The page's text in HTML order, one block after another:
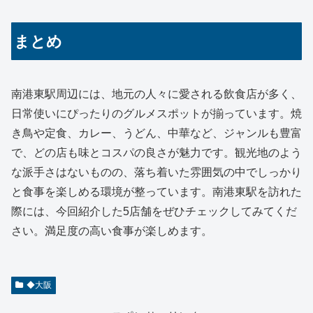
まとめ
南港東駅周辺には、地元の人々に愛される飲食店が多く、
日常使いにぴったりのグルメスポットが揃っています。焼
き鳥や定食、カレー、うどん、中華など、ジャンルも豊富
で、どの店も味とコスパの良さが魅力です。観光地のよう
な派手さはないものの、落ち着いた雰囲気の中でしっかり
と食事を楽しめる環境が整っています。南港東駅を訪れた
際には、今回紹介した5店舗をぜひチェックしてみてくだ
さい。満足度の高い食事が楽しめます。
◆大阪